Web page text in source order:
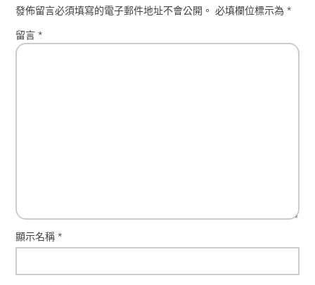
發佈留言必須填寫的電子郵件地址不會公開。 必填欄位標示為*
留言*
顯示名稱*